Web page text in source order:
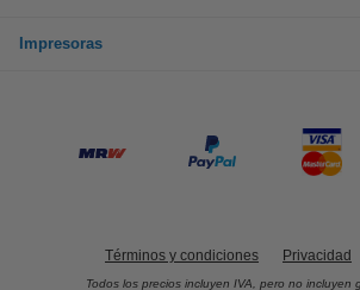
Impresoras
Términos y condiciones Privacidad
Todos los precios incluyen IVA, pero no incluyen